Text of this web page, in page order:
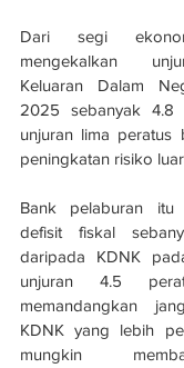
Dari segi
mengekalkan
Keluaran Dalam
2025 sebanyak 4.8
unjuran lima
peningkatan risiko
Bank pelaburan itu
defisit fiskal
daripada KDNK
unjuran 4.5
memandangkan
KDNK yang lebih
mungkin